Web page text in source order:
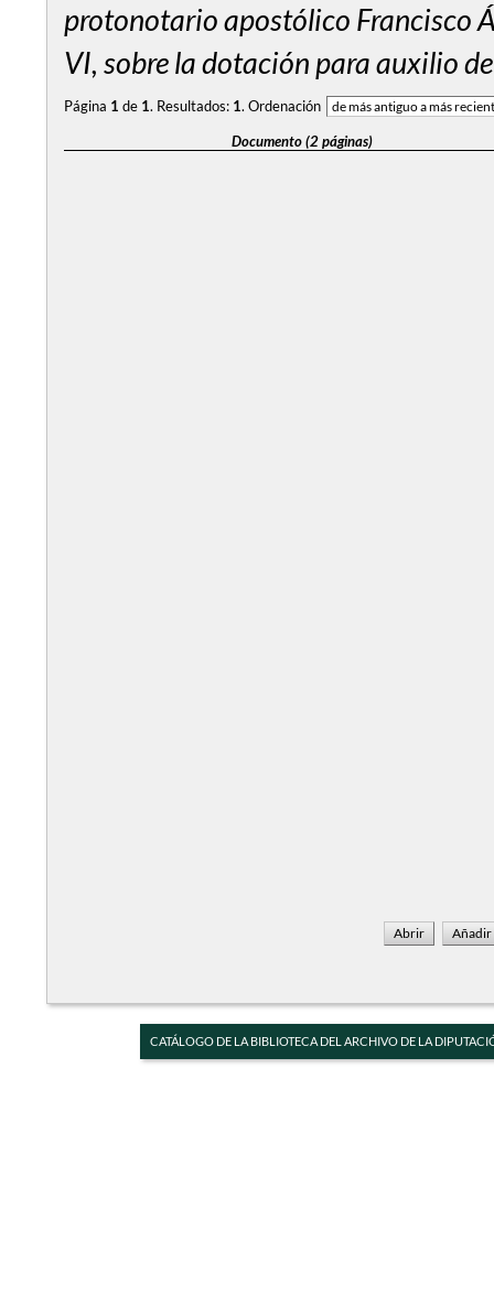
protonotario apostólico Francisco
VI, sobre la dotación para auxilio
Página 1 de 1. Resultados: 1. Ordenación
Documento (2 páginas)
CATÁLOGO DE LA BIBLIOTECA DEL ARCHIVO DE LA